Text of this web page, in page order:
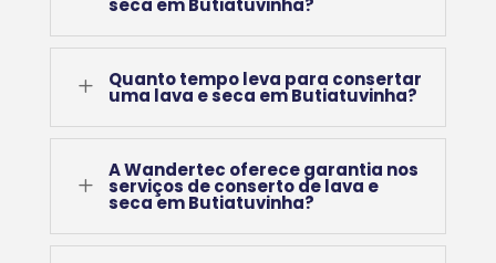
L Quanto tempo leva para consertar
uma lava e seca em Butiatuvinha?
L
A Wandertec oferece garantia nos
serviços de conserto de lava e
seca em Butiatuvinha?